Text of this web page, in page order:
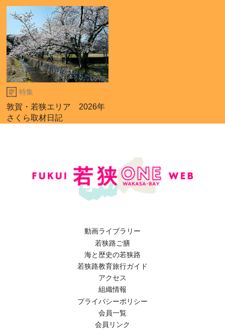
特集
敦賀・若狭エリア 2026年
さくら取材日記
動画ライブラリー
若狭路ご膳
海と歴史の若狭路
若狭路教育旅行ガイド
アクセス
組織情報
プライバシーポリシー
会員一覧
会員リンク